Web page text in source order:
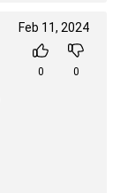
Feb 11, 2024
0 0